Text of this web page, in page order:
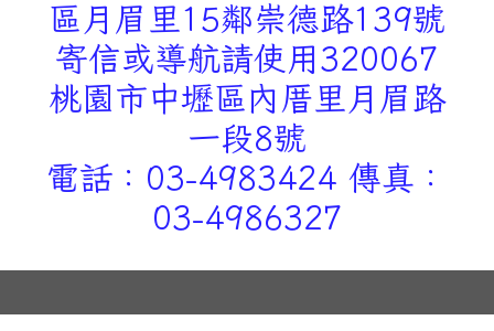
區月眉里15鄰崇德路139號
寄信或導航請使用320067
桃園市中壢區內厝里月眉路
一段8號
電話：03-4983424 傳真：
03-4986327